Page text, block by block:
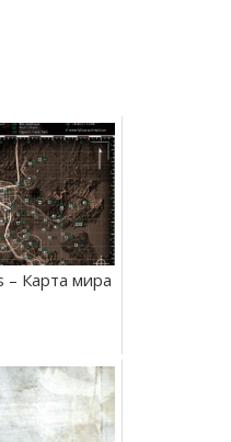
– Карта мира